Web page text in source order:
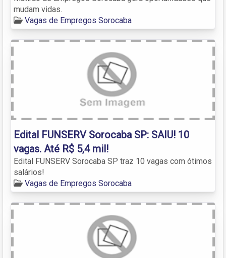
mudam vidas.
Vagas de Empregos Sorocaba
Edital FUNSERV Sorocaba SP: SAIU! 10
vagas. Até R$ 5,4 mil!
Edital FUNSERV Sorocaba SP traz 10 vagas com ótimos
salários!
Vagas de Empregos Sorocaba